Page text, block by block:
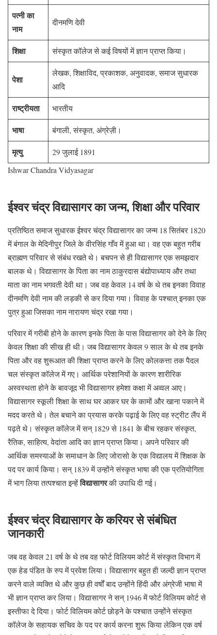
पत्नी का
नाम
दीनमणि देवी
शिक्षा संस्कृत कॉलेज से कई विषयों में ज्ञान प्राप्त किया।
पेशा
लेखक, शिक्षाविद, प्रकाशक, अनुवादक, समाज सुधारक
आदि
राष्ट्रीयता भारतीय
भाषा बंगाली, संस्कृत, अंग्रेज़ी।
मृत्यु
29 जुलाई 1891
Ishwar Chandra Vidyasagar
ईश्वर चंद्र विद्यासागर का जन्म, शिक्षा और परिवार
प्रतिष्ठित समाज सुधारक ईश्वर चंद्र विद्यासागर का जन्म 18 सितंबर 1820
में बंगाल के मेदिनीपुर जिले के वीरसिंह गाँव में हुआ था। वह एक बहुत गरीब
ब्राह्मण परिवार से संबंध रखते थे। बचपन से ही विद्यासागर एक समझदार
बालक थे। विद्यासागर के पिता का नाम ठाकुरदास बंद्योपाध्याय और तथा
माता का नाम भगवती देवी था। जब वह केवल 14 वर्ष के थे तब इनका विवाह
दीनमणि देवी नाम की लड़की से कर दिया गया। विवाह के पश्चात् इनका एक
पुत्र हुआ जिसका नाम नारायण चंद्र रखा गया।
परिवार में गरीबी होने के कारण इनके पिता के पास विद्यासागर को देने के लिए
केवल शिक्षा की सीख ही थी। जब विद्यासागर केवल 9 साल के थे तब इनके
पिता और वह शुरूआत की शिक्षा प्राप्त करने के लिए कोलकत्ता तक पैदल
चल संस्कृत कॉलेज में गए। आर्थिक परेशानियों के कारण शारीरिक
अस्वस्थता होने के बावजूद भी विद्यासागर हमेशा कक्षा में अव्वल आए।
विद्यासागर स्कूली शिक्षा के साथ घर आकर घर के कामों और खाना पकाने में
मदद करते थे। तेल बचाने का प्रयास करके पढ़ाई के लिए वह स्ट्रीट लैंप में
पढ़ते थे। संस्कृत कॉलेज में सन् 1829 से 1841 के बीच रहकर संस्कृत,
रैतिक, साहित्य, वेदांता आदि का ज्ञान प्राप्त किया। अपने परिवार की
आर्थिक समस्याओं के समाधान के लिए जोरासो के एक विद्यालय में शिक्षक के
पद पर कार्य किया। सन् 1839 में उन्होंने संस्कृत भाषा की एक प्रतियोगिता
में भाग लिया तत्पश्चात इन्हेंविद्यासागरकी उपाधि दी गई।
ईश्वर चंद्र विद्यासागर के करियर से संबंधित
जानकारी
जब वह केवल 21 वर्ष के थे तब वह फोर्ट विलियम कोर्ट में संस्कृत विभाग में
एक हेड पंडित के रुप में प्रवेश लिया। विद्यासागर बहुत ही जल्दी ज्ञान प्राप्त
करने वाले व्यक्ति थे और कुछ ही वर्षों बाद उन्होंने हिंदी और अंग्रेजी भाषा में
भी ज्ञान प्राप्त कर लिया। विद्यासागर ने सन् 1946 में फोर्ट विलियम कोर्ट से
इस्तीफा दे दिया। फोर्ट विलियम कोर्ट छोड़ने के पश्चात उन्होंने संस्कृत
कॉलेज के सहायक सचिव के पद पर कार्य करना शुरू किया लेकिन एक वर्ष